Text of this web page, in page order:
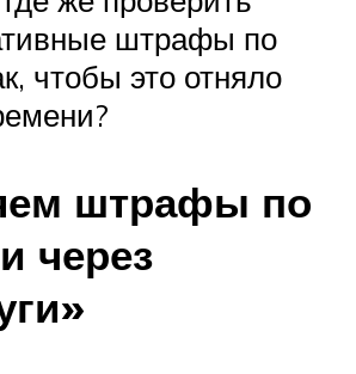
штрафы по
чтобы это отняло
штрафы по
через